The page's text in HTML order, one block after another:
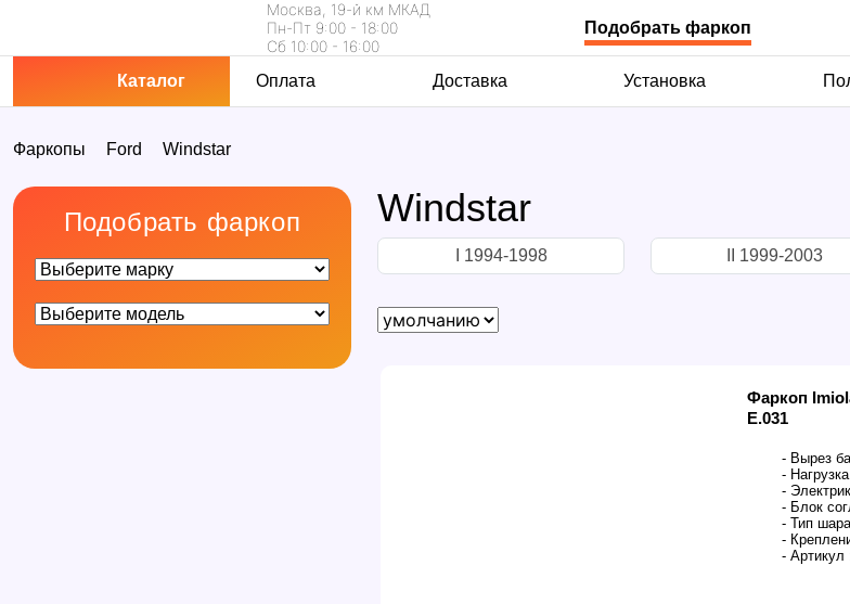
Москва, 19-й км МКАД
Пн-Пт 9:00 - 18:00
Сб 10:00 - 16:00
Подобрать фаркоп
Каталог Оплата Доставка Установка
Фаркопы Ford Windstar
Подобрать фаркоп Windstar
I 1994-1998 II 1999-2003
Фаркоп
E.031
- Вырез
-
-
- Блок
- Тип
-
- Артикул